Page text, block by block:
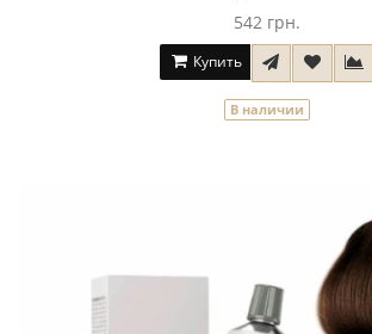
542 грн.
Купить
В наличии